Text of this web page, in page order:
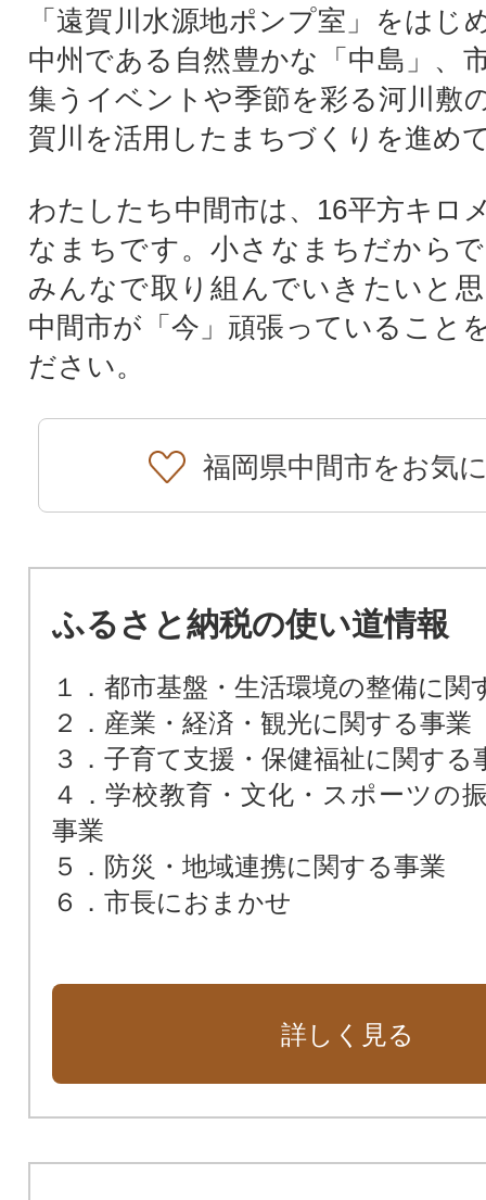
「遠賀川水源地ポンプ室」をはじ
中州である自然豊かな「中島」、
集うイベントや季節を彩る河川敷
賀川を活用したまちづくりを進め
わたしたち中間市は、16平方キロ
なまちです。小さなまちだから
みんなで取り組んでいきたいと
中間市が「今」頑張っていること
ださい。
福岡県中間市をお気
ふるさと納税の使い道情報
１．都市基盤・生活環境の整備に関
２．産業・経済・観光に関する事業
３．子育て支援・保健福祉に関する
４．学校教育・文化・スポーツの
事業
５．防災・地域連携に関する事業
６．市長におまかせ
詳しく見る